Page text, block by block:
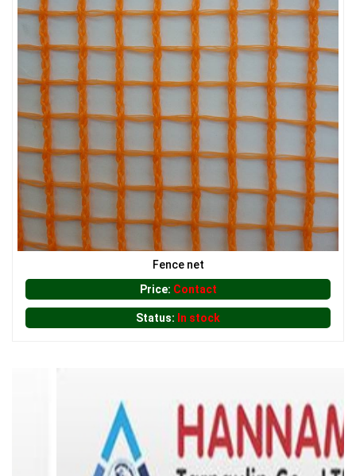
LƯỚI CHE NẮNG
LƯỚI HÀNG RÀO HÌNH CHỮ NHẬT
LƯỚI CHẮN ĐỘNG VẬT
LƯỚI XÂY DỰNG
Fence net
Price: Contact
Status: In stock